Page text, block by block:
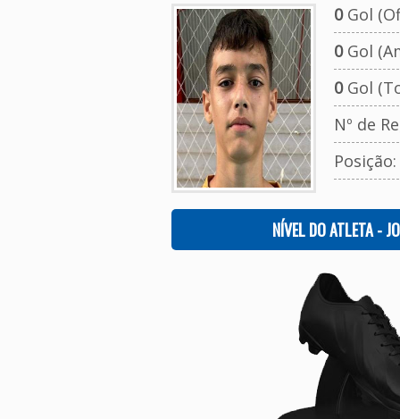
0Gol
0Gol
0Gol
Nº de
Posição:
NÍVEL DO ATLETA -